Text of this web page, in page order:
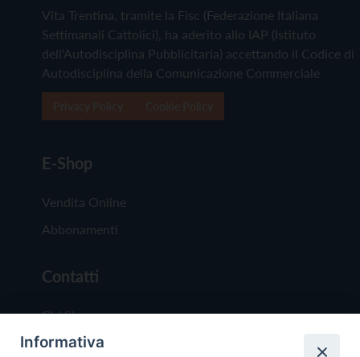
Vita Trentina, tramite la Fisc (Federazione Italiana
Settimanali Cattolici), ha aderito allo IAP (Istituto
dell'Autodisciplina Pubblicitaria) accettando il Codice di
Autodisciplina della Comunicazione Commerciale
E-Shop
Vendita Online
Abbonamenti
Contatti
Chi Siamo
Redazione
Informativa